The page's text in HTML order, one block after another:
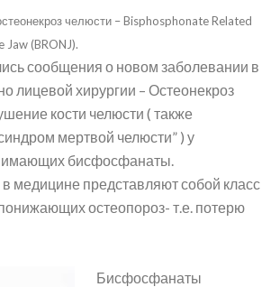
челюсти – Bisphosphonate Related
Jaw (BRONJ).
сообщения о новом заболевании в
лицевой хирургии – Остеонекроз
кости челюсти ( также
мертвой челюсти” ) у
бисфосфанаты.
медицине представляют собой класс
остеопороз- т.е. потерю
Бисфосфанаты